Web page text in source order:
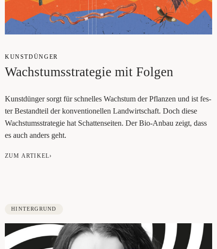
KUNST­DÜN­GER
Wachs­tums­stra­te­gie mit Folgen
Kunst­dün­ger sorgt für schnel­les Wachs­tum der Pflan­zen und ist fes­
ter Bestand­teil der kon­ven­tio­nel­len Land­wirt­schaft. Doch die­se
Wachs­tums­stra­te­gie hat Schat­ten­sei­ten. Der Bio-Anbau zeigt, dass
es auch anders geht.
ZUM ARTIKEL›
HINTERGRUND